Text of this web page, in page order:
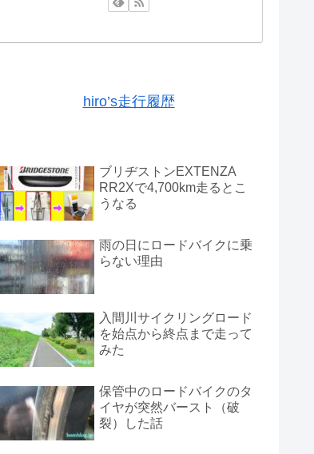
hiro’s走行履歴
ブリヂストンEXTENZA
RR2Xで4,700km走るとこ
うなる
雨の日にロードバイクに乗
らない理由
入間川サイクリングロード
を始点から終点まで走って
みた
保管中のロードバイクのタ
イヤが突然バースト（破
裂）した話